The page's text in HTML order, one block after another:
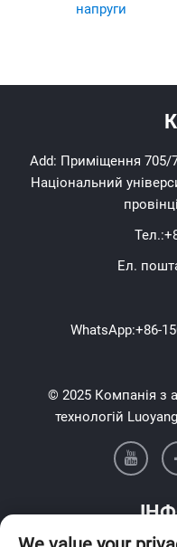
напруги
Add: Приміщення 705/
Національний
Тел.:
Ел.
WhatsApp:+86-
© 2025 Компанія з
технологій